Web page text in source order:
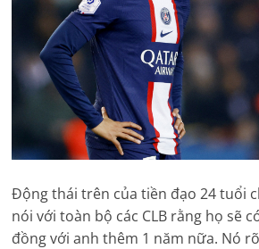
Động thái trên của tiền đạo 24 tuổi
nói với toàn bộ các CLB rằng họ sẽ
đồng với anh thêm 1 năm nữa. Nó